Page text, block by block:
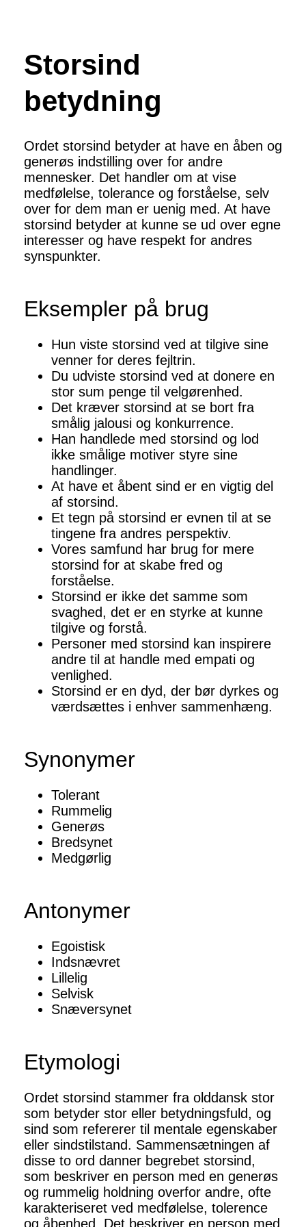
Storsind
betydning
Ordet storsind betyder at have en åben og
generøs indstilling over for andre
mennesker. Det handler om at vise
medfølelse, tolerance og forståelse, selv
over for dem man er uenig med. At have
storsind betyder at kunne se ud over egne
interesser og have respekt for andres
synspunkter.
Eksempler på brug
Hun viste storsind ved at tilgive sine
venner for deres fejltrin.
Du udviste storsind ved at donere en
stor sum penge til velgørenhed.
Det kræver storsind at se bort fra
smålig jalousi og konkurrence.
Han handlede med storsind og lod
ikke smålige motiver styre sine
handlinger.
At have et åbent sind er en vigtig del
af storsind.
Et tegn på storsind er evnen til at se
tingene fra andres perspektiv.
Vores samfund har brug for mere
storsind for at skabe fred og
forståelse.
Storsind er ikke det samme som
svaghed, det er en styrke at kunne
tilgive og forstå.
Personer med storsind kan inspirere
andre til at handle med empati og
venlighed.
Storsind er en dyd, der bør dyrkes og
værdsættes i enhver sammenhæng.
Synonymer
Tolerant
Rummelig
Generøs
Bredsynet
Medgørlig
Antonymer
Egoistisk
Indsnævret
Lillelig
Selvisk
Snæversynet
Etymologi
Ordet storsind stammer fra olddansk stor
som betyder stor eller betydningsfuld, og
sind som refererer til mentale egenskaber
eller sindstilstand. Sammensætningen af
disse to ord danner begrebet storsind,
som beskriver en person med en generøs
og rummelig holdning overfor andre, ofte
karakteriseret ved medfølelse, tolerence
og åbenhed. Det beskriver en person med